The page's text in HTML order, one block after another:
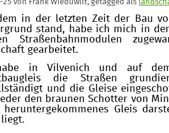
25 von Frank Wieduwilt, getagged als
in der letzten Zeit der Bau
stand, habe ich mich in
Straßenbahnmodulen
gearbeitet.
in Vilvenich und auf
die Straßen
und die Gleise
den braunen Schotter von
heruntergekommenes Gleis